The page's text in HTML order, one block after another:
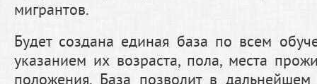
мигрантов.
Будет создана единая база по всем
указанием их возраста, пола, места
положения. База позволит в дальнейшем